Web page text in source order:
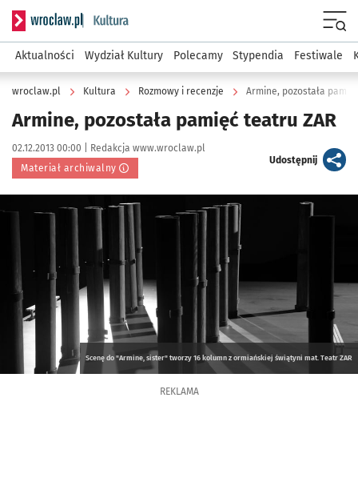
Serwis informacyjny wroclaw.pl podserwis: Kultura
Aktualności Wydział Kultury Polecamy Stypendia Festiwale
wroclaw.pl Kultura Rozmowy i recenzje Armine, pozostała
Armine, pozostała pamięć teatru ZAR
Data publikacji:
02.12.2013 00:00 | Autor:
Redakcja www.wroclaw.pl
Materiał archiwalny
Udostępnijartykuł
Kliknij, aby powiększyć
Scenę do "Armine, sister" tworzy 16 kolumn z ormiańskiej świątyni mat. Teatr ZAR
REKLAMA